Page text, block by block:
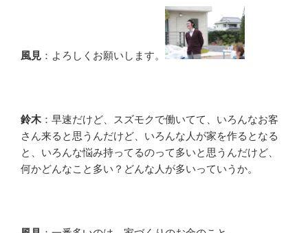
風見 ：よろしくお願いします。
鈴木：早速だけど、スズモクで働いてて、いろんなお客
さん来ると思うんだけど、いろんな人が家を作るとなる
と、いろんな悩み持ってるのって多いと思うんだけど、
何かどんなこと多い？どんな人が多いっていうか。